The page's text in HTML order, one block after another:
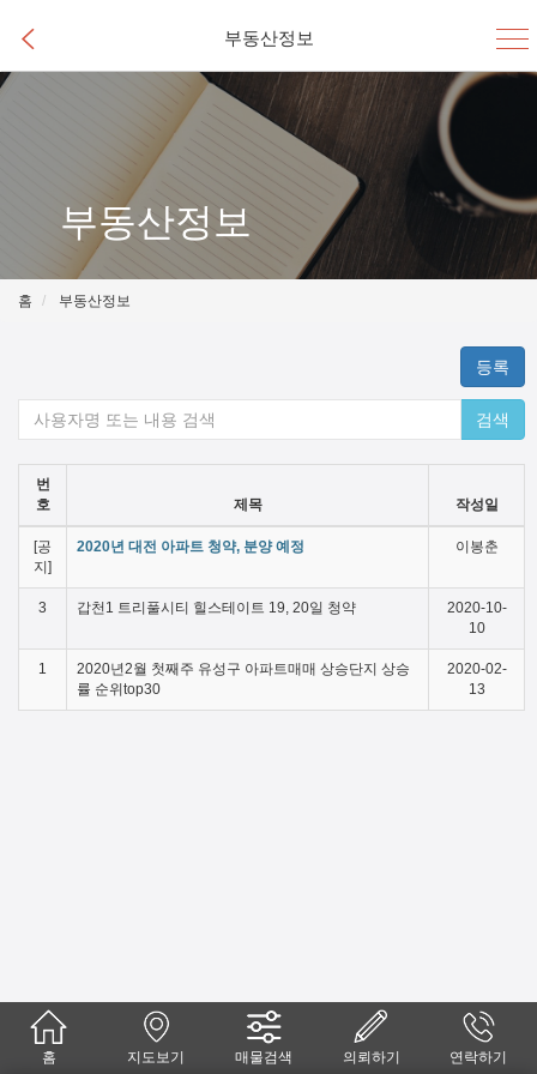
부동산정보
부동산정보
홈 부동산정보
등록
검색
번
호
제목 작성일
[공
지]
2020년 대전 아파트 청약, 분양 예정 이봉춘
3 갑천1 트리풀시티 힐스테이트 19, 20일 청약
2020-10-
10
1
2020년2월 첫째주 유성구 아파트매매 상승단지 상승
률 순위top30
2020-02-
13
홈 지도보기 매물검색 의뢰하기 연락하기